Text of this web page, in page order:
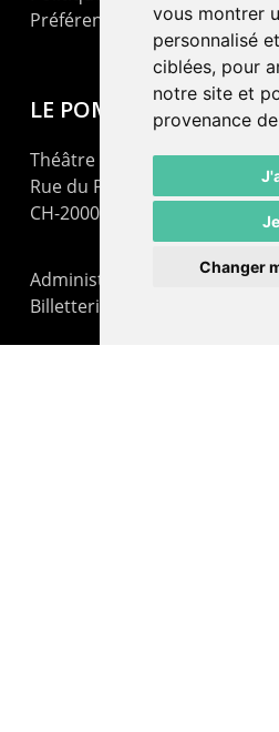
vous montrer
personnalisé
ciblées, pour
notre site et
provenance
Changer
Préférences cookies
LE POMMIER
Théâtre – Centre Culturel
Rue du Pommier 9
CH-2000 Neuchâtel
Administration : +41 32 725
Billetterie : +41 32 725 05 05